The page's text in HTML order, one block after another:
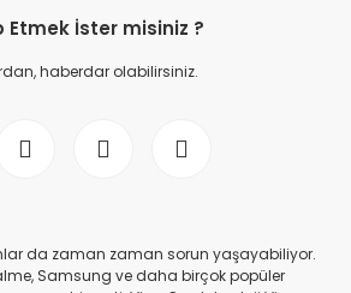
İster misiniz ?
haberdar olabilirsiniz.
da zaman zaman sorun yaşayabiliyor.
Samsung ve daha birçok popüler